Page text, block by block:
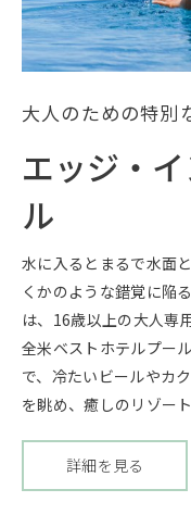
大人のための特別
エッジ・
ル
水に入るとまるで水面
くかのような錯覚に陥
は、16歳以上の大人専
全米ベストホテルプー
で、冷たいビールやカ
を眺め、癒しのリゾー
詳細を見る
エ
ッ